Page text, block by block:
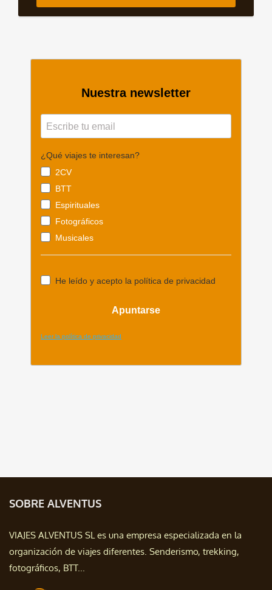
SOBRE ALVENTUS
VIAJES ALVENTUS SL es una empresa especializada en la
organización de viajes diferentes. Senderismo, trekking,
fotográficos, BTT...